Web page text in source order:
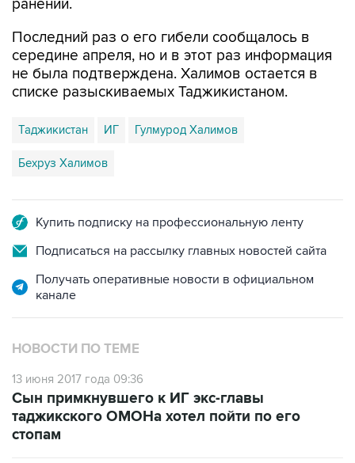
Последний раз о его гибели сообщалось в
не была подтверждена. Халимов остается в
списке разыскиваемых Таджикистаном.
Таджикистан ИГ Гулмурод Халимов
Бехруз Халимов
Подписаться на рассылку главных новостей сайта
Получать оперативные новости в официальном
НОВОСТИ ПО ТЕМЕ
13 июня 2017 года 09:36
таджикского ОМОНа хотел пойти по его
стопам